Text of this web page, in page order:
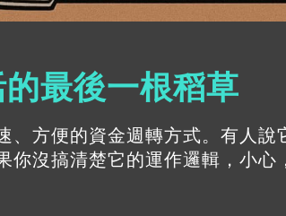
最後一根稻草
、方便的資金週轉方式。有人說
沒搞清楚它的運作邏輯，小心